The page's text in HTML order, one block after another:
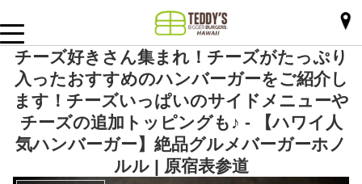
チーズ好きさん集まれ！チーズがたっぷり
入ったおすすめのハンバーガーをご紹介し
ます！チーズいっぱいのサイドメニューや
チーズの追加トッピングも♪ - 【ハワイ人
気ハンバーガー】絶品グルメバーガーホノ
ルル | 原宿表参道